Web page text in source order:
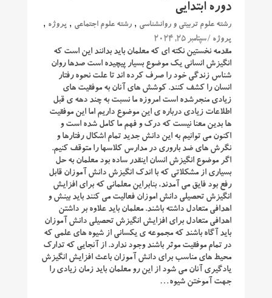
دوره ابتدایی
رشته علوم تربیتی و روانشناسی ,رشته علوم اجتماعی , پروژه ,
پروژه / سپتامبر 25, 2024
مقدمه نخستین نکته ای که معلمان باید بدانند این است که
انگیزش انسانی یک موضوع بسیار پیچیده است صدها روان
شناس زندگی خود را صرف کرده اند تا علت نحوه رفتار
انسان را کشف کنند. کوشش های آنان به موفقیت های
زیادی منجرشده است امروزه ما نسبت به چند دهه ی قبل
اطلاعات زیادی درباره ی این موضوع داریم اما این موفقیت
ها بدین معنا نیست که درک و فهم ما کامل شده است و
اکنون می توانیم به این دانش جدید تمام اشکال رفتارها و
نگرش های ضد باروری در مدارس کلاسها را متوقف کنیم.
اگر موضوع انگیزش انسان اینقدر ساده بود معلمان به حل
بسیاری از مشکلاتی که با اندک انگیزش دانش آموزان قابل
رفع بود فایق می آمدند، بنابراین معلمانی که برای افزایش
انگیزش تحصیلی دانش اموزان فعالیت می کنند باید بینش و
اهدافی متعادل داشته باشند. معلمان باید علاوه بر داشتن
اهدافی متعادل برای افزایش انگیزش تحصیلی دانش آموزان
باید آگاه باشند که مجموعه ی یکسانی از شیوه های علمی که
در تمام موفقیت موثر باشند وجود ندارد. از آنجایی که تدارک
محیط های مناسب برای دانش آموزان باعث افزایش انگیزش
یادگیری آنان می شود از این رو معلمان باید زمان زیادی را
جهت آموختن شیوه…